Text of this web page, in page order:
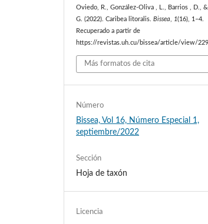
Oviedo, R., González-Oliva , L., Barrios , D.,
G. (2022). Caribea litoralis.Bissea, 1(16), 1–4.
Recuperado a partir de
https://revistas.uh.cu/bissea/article/view/
Más formatos de cita
Número
Bissea, Vol 16, Número Especial 1,
septiembre/2022
Sección
Hoja de taxón
Licencia